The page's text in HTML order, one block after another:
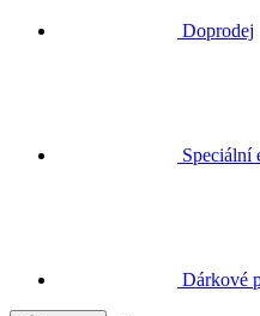
Váš košík je prázdný